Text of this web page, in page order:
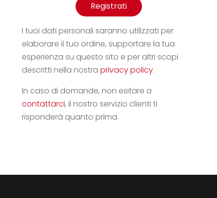
Registrati
I tuoi dati personali saranno utilizzati per
elaborare il tuo ordine, supportare la tua
esperienza su questo sito e per altri scopi
descritti nella nostra privacy policy.
In caso di domande, non esitare a
contattarci, il nostro servizio clienti ti
risponderà quanto prima.